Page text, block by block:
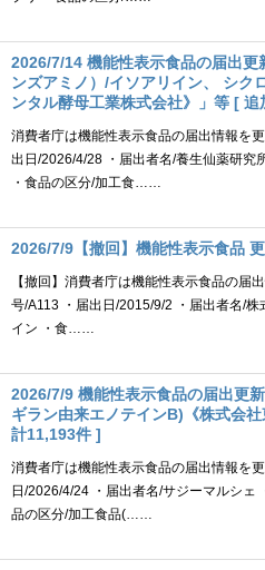
2026/7/14 機能性表示食品の届出
ンズアミノ）/イソアリイン、 シク
ンタル酵母工業株式会社》」等 [
消費者庁は機能性表示食品の届出情報を
出日/2026/4/28 ・届出者名/養生仙薬研究
・食品の区分/加工食……
2026/7/9【撤回】機能性表示食品
【撤回】消費者庁は機能性表示食品の届
号/A113 ・届出日/2015/9/2 ・届出者名/
イン ・食……
2026/7/9 機能性表示食品の届出更
ギラン由来エノテインB)《株式会
計11,193件 ]
消費者庁は機能性表示食品の届出情報を
日/2026/4/24 ・届出者名/サジーマルシェ
品の区分/加工食品(……